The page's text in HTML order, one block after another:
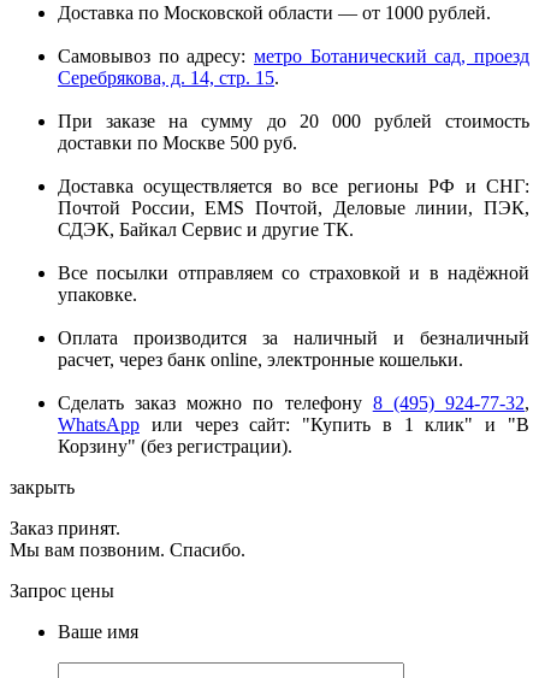
Доставка по Московской области — от 1000 рублей.
Самовывоз по адресу: метро Ботанический сад, проезд
Серебрякова, д. 14, стр. 15.
При заказе на сумму до 20 000 рублей стоимость
доставки по Москве 500 руб.
Доставка осуществляется во все регионы РФ и СНГ:
Почтой России, EMS Почтой, Деловые линии, ПЭК,
СДЭК, Байкал Сервис и другие ТК.
Все посылки отправляем со страховкой и в надёжной
упаковке.
Оплата производится за наличный и безналичный
расчет, через банк online, электронные кошельки.
Сделать заказ можно по телефону 8 (495) 924-77-32,
WhatsApp или через сайт: "Купить в 1 клик" и "В
Корзину" (без регистрации).
закрыть
Заказ принят.
Мы вам позвоним. Спасибо.
Запрос цены
Ваше имя